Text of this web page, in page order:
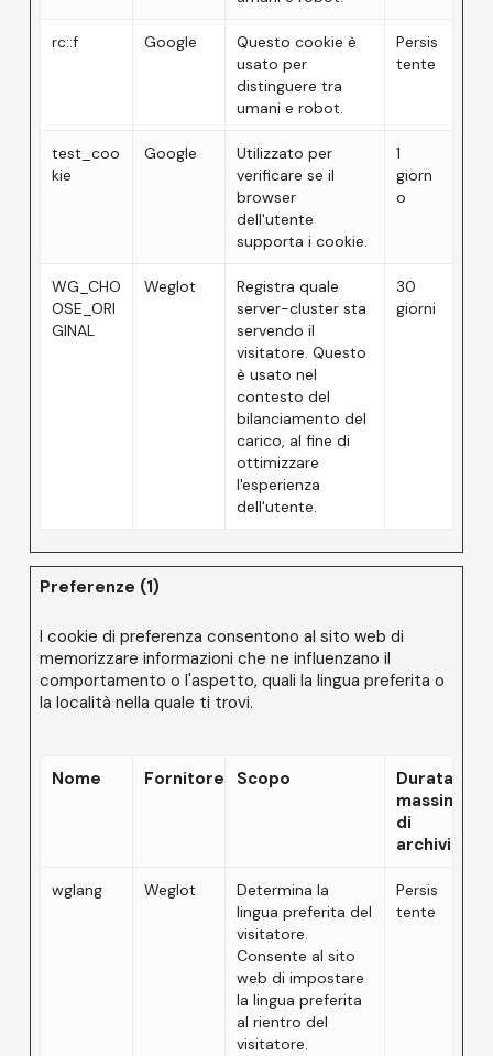
rc::f Google
Questo cookie è
usato per
distinguere tra
umani e robot.
Persis
tente
test_coo
kie
Google
Utilizzato per
verificare se il
browser
dell'utente
supporta i cookie.
1
giorn
o
WG_CHO
OSE_ORI
GINAL
Weglot
Registra quale
server-cluster sta
servendo il
visitatore. Questo
è usato nel
contesto del
bilanciamento del
carico, al fine di
ottimizzare
l'esperienza
dell'utente.
30
giorni
Preferenze (1)
I cookie di preferenza consentono al sito web di
memorizzare informazioni che ne influenzano il
comportamento o l'aspetto, quali la lingua preferita o
la località nella quale ti trovi.
Nome Fornitore Scopo
Durata
massima
di
wglang Weglot
Determina la
lingua preferita del
visitatore.
Consente al sito
web di impostare
la lingua preferita
al rientro del
visitatore.
Persis
tente